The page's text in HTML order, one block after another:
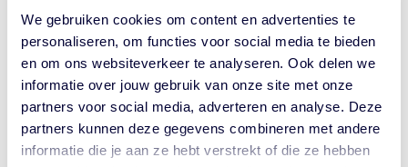
We gebruiken cookies om content en advertenties te
personaliseren, om functies voor social media te bieden
en om ons websiteverkeer te analyseren. Ook delen we
informatie over jouw gebruik van onze site met onze
partners voor social media, adverteren en analyse. Deze
partners kunnen deze gegevens combineren met andere
informatie die je aan ze hebt verstrekt of die ze hebben
of hij nog mee kon doen. Dat scheelt een slok op een
borrel op de pointguardpositie, waar we heel dun waren.
Daar ben ik echt heel blij mee."
De selectie voor het EK bestaat nu uit: Yannick Kraag
(Joventut Badalona, Spanje), Emmanuel Ugbo (MHP
Riessen Ludwigsburg, Duitsland), Yulian Ramirez